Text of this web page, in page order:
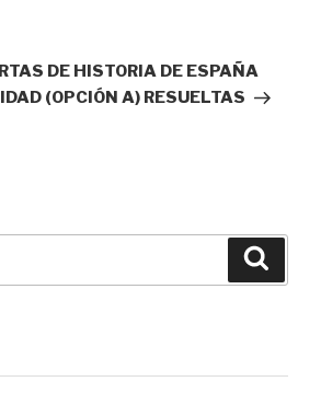
DE HISTORIA DE ESPAÑA
(OPCIÓN A) RESUELTAS